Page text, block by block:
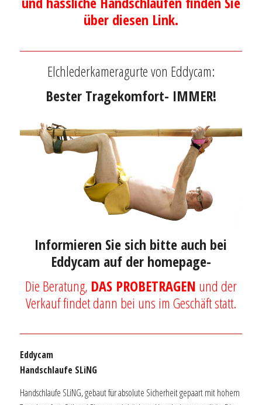
über diesen Link.
Elchlederkameragurte von Eddycam:
Bester Tragekomfort- IMMER!
Informieren Sie sich bitte auch bei
Eddycam auf der homepage-
Die Beratung, DAS PROBETRAGEN und der
Verkauf findet dann bei uns im Geschäft statt.
Eddycam
Handschlaufe SLiNG
Handschlaufe SLiNG, gebaut für absolute Sicherheit gepaart mit hohem